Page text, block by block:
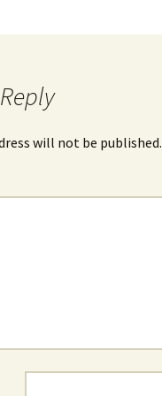
will not be published.